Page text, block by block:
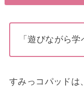
「遊びながら
すみっコパッドは